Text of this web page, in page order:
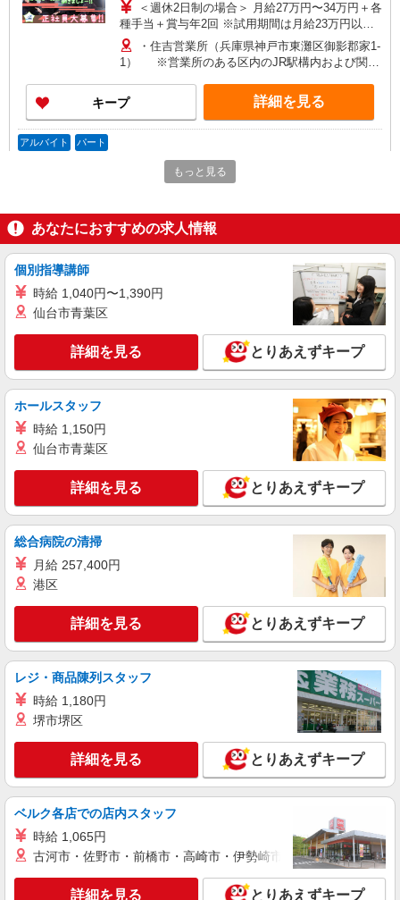
＜週休2日制の場合＞ 月給27万円〜34万円＋各
種手当＋賞与年2回 ※試用期間は月給23万円以上
＜完全週休3日制の場合＞ 月給23万円〜26万円＋
各種手当＋賞与年2回 ※試用期間は月給21万円以
上 【入社後の収入例（週休2日の場合）】 ・入
社〜2ヶ月間：月給23万円〜 ・3ヶ月〜それ以降：
月収27万円〜（★ワンマン稼働できた場合） ★繁
忙期の平均給与：月収31万円 週休3日の場合な
・住吉営業所（兵庫県神戸市東灘区御影郡家1-
1） ※営業所のある区内のJR駅構内および関連
キープ 詳細を見る
アルバイト パート
株式会社バイトレ（ADM816930）
コツコツ派歓迎｜見る・分ける・貼るだけ♪倉
時給1300円（就業先により異なる）
兵庫県神戸市東灘区
詳細を見る
正社員
株式会社ライズトラスト
自動販売機補充・ルート配送スタッフ
月給23万円〜 ※経験や能力を考慮して当社規
・住吉営業所（兵庫県神戸市東灘区御影郡家1-
業所で実施します！ もちろん交通費は全額支給
なのでご安心を◎
キープ 詳細を見る
正社員
株式会社テクノ・サービス マニュファクチャリング【兵庫県】
製造スタッフ（組立・加工・目視検査・機械操
作など）
月給200000〜250000円（スキル・経験を考
慮）
兵庫県神戸市東灘区 （他にも兵庫県内に多数
あり） ※勤務地はご希望を考慮の上、ご自宅を中
心に通勤時間120分圏内のエリアとなります。（転
勤なし）
詳細を見る
LAPI-Staff株式会社 関西エリア/軽作業
ギフト商品のシール貼り、仕分け
額支給 ◆月収例 308,000円 （夜勤シフト 21時〜
翌6時 週5日勤務の場合） 時給1,750円×8h×22日勤
兵庫県神戸市東灘区 ★上記以外にも多数派遣
先有
キープ 詳細を見る
もっと見る
あなたにおすすめの求人情報
個別指導講師
時給 1,040円〜1,390円
仙台市青葉区
詳細を見る とりあえずキープ
ホールスタッフ
時給 1,150円
仙台市青葉区
詳細を見る とりあえずキープ
総合病院の清掃
月給 257,400円
港区
詳細を見る とりあえずキープ
レジ・商品陳列スタッフ
時給 1,180円
堺市堺区
詳細を見る とりあえずキープ
ベルク各店での店内スタッフ
時給 1,065円
古河市・佐野市・前橋市・高崎市・伊勢崎市・太田市・館林市
詳細を見る とりあえずキープ